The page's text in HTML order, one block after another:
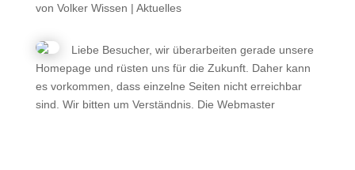
von Volker Wissen | Aktuelles
Liebe Besucher, wir überarbeiten gerade unsere
Homepage und rüsten uns für die Zukunft. Daher kann
es vorkommen, dass einzelne Seiten nicht erreichbar
sind. Wir bitten um Verständnis. Die Webmaster